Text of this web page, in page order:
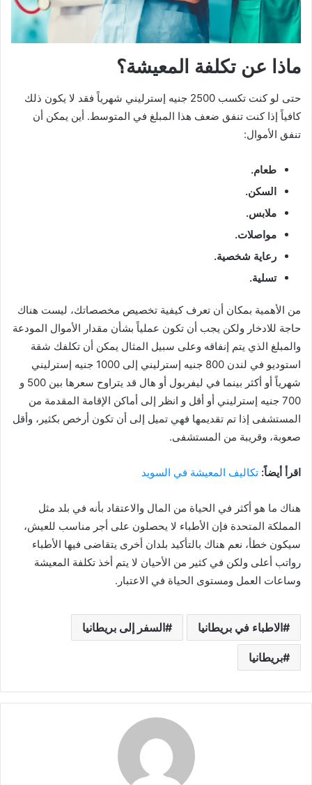
ماذا عن تكلفة المعيشة؟
حتى لو كنت تكسب 2500 جنيه إسترليني شهرياً فقد لا يكون ذلك
كافياً إذا كنت تنفق ضعف هذا المبلغ في المتوسط. أين يمكن أن
تنفق الأموال:
طعام.
السكن.
ملابس.
مواصلات.
رعاية شخصية.
تسلية.
من الأهمية بمكان أن تعرف كيفية تخصيص مخصصاتك، ليست هناك
حاجة للادخار ولكن يجب أن تكون عملياً بشأن مقدار الأموال المودعة
والمبلغ الذي يتم إنفاقه وعلى سبيل المثال يمكن أن تكلفك شقة
استوديو في لندن 800 جنيه إسترليني إلى 1000 جنيه إسترليني
شهرياً أو أكثر بينما في ليفربول أو هال قد يتراوح سعرها بين 500 و
700 جنيه إسترليني أو أقل و انظر إلى أماكن الإقامة المقدمة من
المستشفى إذا تم تقديمها فهي تميل إلى أن تكون أرخص بكثير، وأقل
صعوبة، وقريبة من المستشفى.
اقرأ أيضاً: تكاليف المعيشة في السويد
هناك ما هو أكثر في الحياة من المال والاعتقاد بأنه في بلد مثل
المملكة المتحدة فإن الأطباء لا يحصلون على أجر مناسب للعيش،
سيكون خطأ، نعم هناك بالتأكيد بلدان أخرى يتقاضى فيها الأطباء
رواتب أعلى ولكن في كثير من الأحيان لا يتم أخذ تكلفة المعيشة
وساعات العمل ومستوى الحياة في الاعتبار.
الاطباء في بريطانيا السفر إلى بريطانيا
بريطانيا